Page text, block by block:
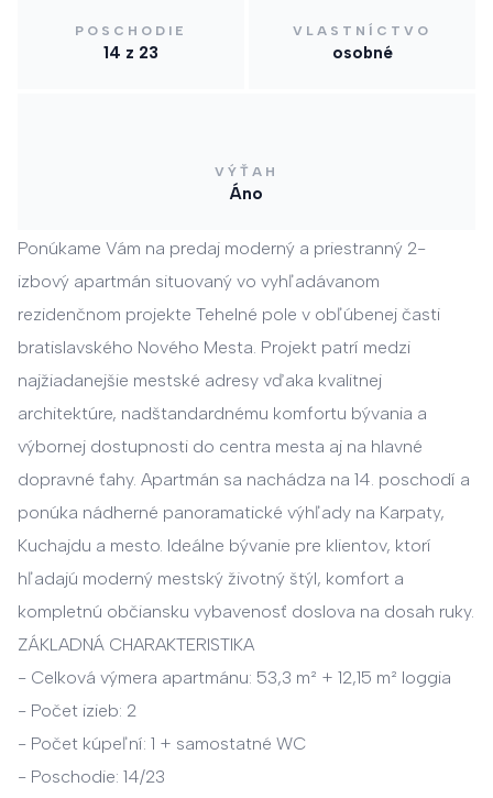
POSCHODIE
14 z 23
VLASTNÍCTVO
osobné
VÝŤAH
Áno
Ponúkame Vám na predaj moderný a priestranný 2-
izbový apartmán situovaný vo vyhľadávanom
rezidenčnom projekte Tehelné pole v obľúbenej časti
bratislavského Nového Mesta. Projekt patrí medzi
najžiadanejšie mestské adresy vďaka kvalitnej
architektúre, nadštandardnému komfortu bývania a
výbornej dostupnosti do centra mesta aj na hlavné
dopravné ťahy. Apartmán sa nachádza na 14. poschodí a
ponúka nádherné panoramatické výhľady na Karpaty,
Kuchajdu a mesto. Ideálne bývanie pre klientov, ktorí
hľadajú moderný mestský životný štýl, komfort a
kompletnú občiansku vybavenosť doslova na dosah ruky.
ZÁKLADNÁ CHARAKTERISTIKA
- Celková výmera apartmánu: 53,3 m² + 12,15 m² loggia
- Počet izieb: 2
- Počet kúpeľní: 1 + samostatné WC
- Poschodie: 14/23